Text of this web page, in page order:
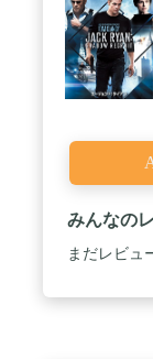
みんなの
まだレビュ